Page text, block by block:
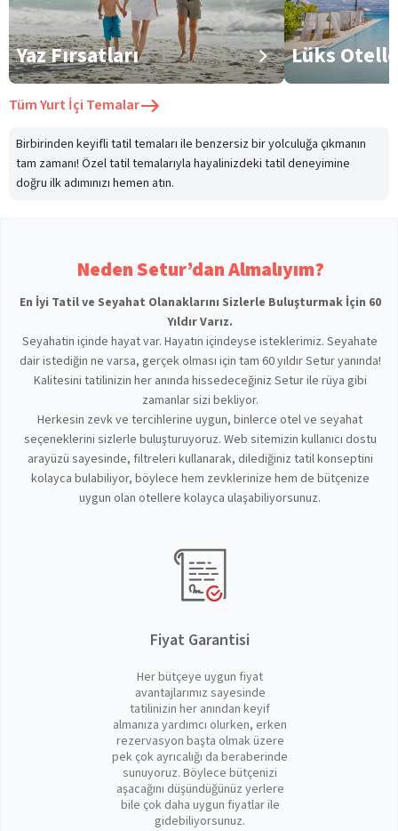
Yaz Fırsatları Lüks
TümYurt İçi Temalar
Birbirinden keyifli tatil temaları ile benzersiz bir yolculuğa çıkmanın
tam zamanı! Özel tatil temalarıyla hayalinizdeki tatil deneyimine
doğru ilk adımınızı hemen atın.
Neden Setur’dan Almalıyım?
En İyi Tatil ve Seyahat Olanaklarını Sizlerle Buluşturmak İçin 60
Yıldır Varız.
Seyahatin içinde hayat var. Hayatın içindeyse isteklerimiz. Seyahate
dair istediğin ne varsa, gerçek olması için tam 60 yıldır Setur yanında!
Kalitesini tatilinizin her anında hissedeceğiniz Setur ile rüya gibi
zamanlar sizi bekliyor.
Herkesin zevk ve tercihlerine uygun, binlerce otel ve seyahat
seçeneklerini sizlerle buluşturuyoruz. Web sitemizin kullanıcı dostu
arayüzü sayesinde, filtreleri kullanarak, dilediğiniz tatil konseptini
kolayca bulabiliyor, böylece hem zevklerinize hem de bütçenize
uygun olan otellere kolayca ulaşabiliyorsunuz.
Fiyat Garantisi
Her bütçeye uygun fiyat
avantajlarımız sayesinde
tatilinizin her anından keyif
almanıza yardımcı olurken, erken
rezervasyon başta olmak üzere
pek çok ayrıcalığı da beraberinde
sunuyoruz. Böylece bütçenizi
aşacağını düşündüğünüz yerlere
bile çok daha uygun fiyatlar ile
gidebiliyorsunuz.